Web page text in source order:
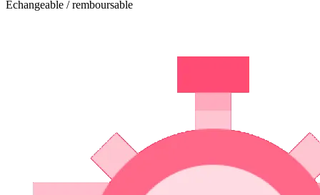
Echangeable / remboursable